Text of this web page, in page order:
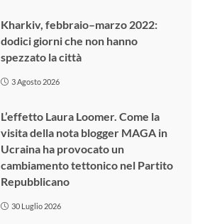
Kharkiv, febbraio–marzo 2022:
dodici giorni che non hanno
spezzato la città
3 Agosto 2026
L’effetto Laura Loomer. Come la
visita della nota blogger MAGA in
Ucraina ha provocato un
cambiamento tettonico nel Partito
Repubblicano
30 Luglio 2026